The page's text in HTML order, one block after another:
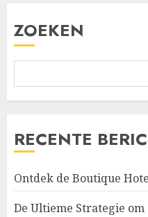
ZOEKEN
RECENTE
Ontdek de Boutique
De Ultieme Strategie